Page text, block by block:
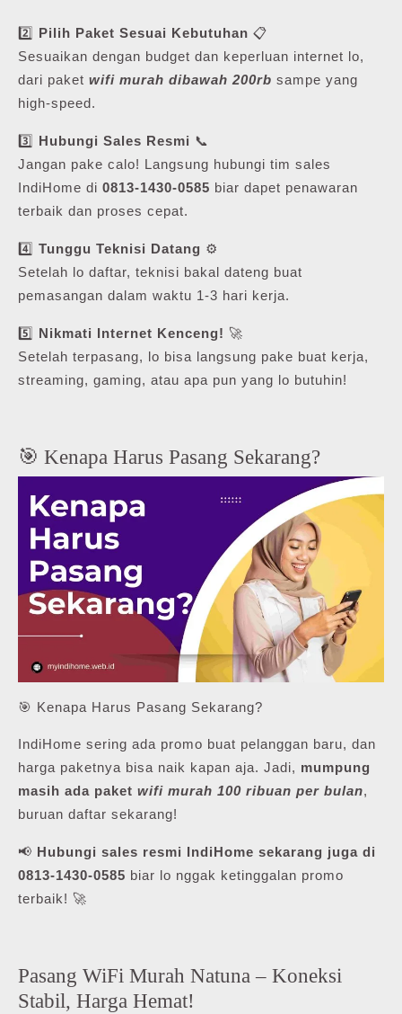
2️⃣ Pilih Paket Sesuai Kebutuhan 📋
Sesuaikan dengan budget dan keperluan internet lo,
dari paket wifi murah dibawah 200rb sampe yang
high-speed.
3️⃣ Hubungi Sales Resmi 📞
Jangan pake calo! Langsung hubungi tim sales
IndiHome di 0813-1430-0585 biar dapet penawaran
terbaik dan proses cepat.
4️⃣ Tunggu Teknisi Datang ⚙️
Setelah lo daftar, teknisi bakal dateng buat
pemasangan dalam waktu 1-3 hari kerja.
5️⃣ Nikmati Internet Kenceng! 🚀
Setelah terpasang, lo bisa langsung pake buat kerja,
streaming, gaming, atau apa pun yang lo butuhin!
🎯 Kenapa Harus Pasang Sekarang?
🎯 Kenapa Harus Pasang Sekarang?
IndiHome sering ada promo buat pelanggan baru, dan
harga paketnya bisa naik kapan aja. Jadi, mumpung
masih ada paket wifi murah 100 ribuan per bulan,
buruan daftar sekarang!
📢 Hubungi sales resmi IndiHome sekarang juga di
0813-1430-0585 biar lo nggak ketinggalan promo
terbaik! 🚀
Pasang WiFi Murah Natuna – Koneksi
Stabil, Harga Hemat!